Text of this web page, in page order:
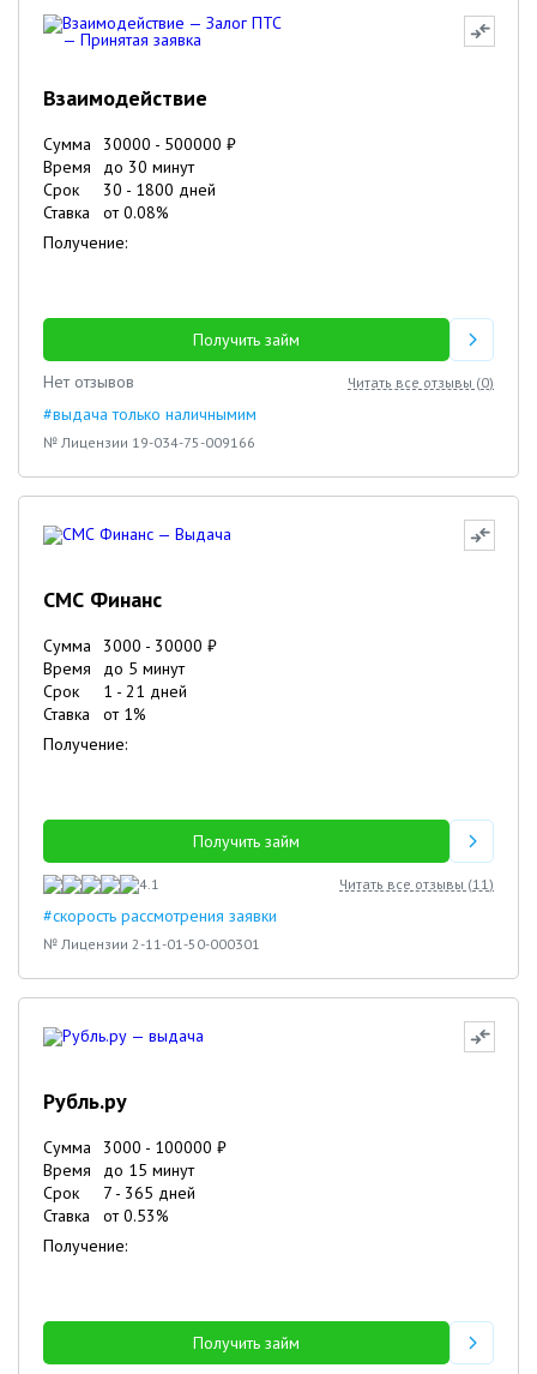
Взаимодействие
Сумма 30000 - 500000 ₽
Время
до 30 минут
Срок
30 - 1800 дней
Ставка
от0.08%
Получение:
Получить займ
Нет отзывов
Читать все отзывы (0)
#выдача только наличнымим
№ Лицензии 19-034-75-009166
СМС Финанс
Сумма 3000 - 30000 ₽
Время
до 5 минут
Срок
1 - 21 дней
Ставка
от 1%
Получение:
Получить займ
4.1 Читать все отзывы (11)
#скорость рассмотрения заявки
№ Лицензии 2-11-01-50-000301
Рубль.ру
Сумма 3000 - 100000 ₽
Время
до 15 минут
Срок
7 - 365 дней
Ставка
от0.53%
Получение:
Получить займ